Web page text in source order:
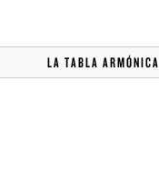
LA TABLA ARMÓNICA